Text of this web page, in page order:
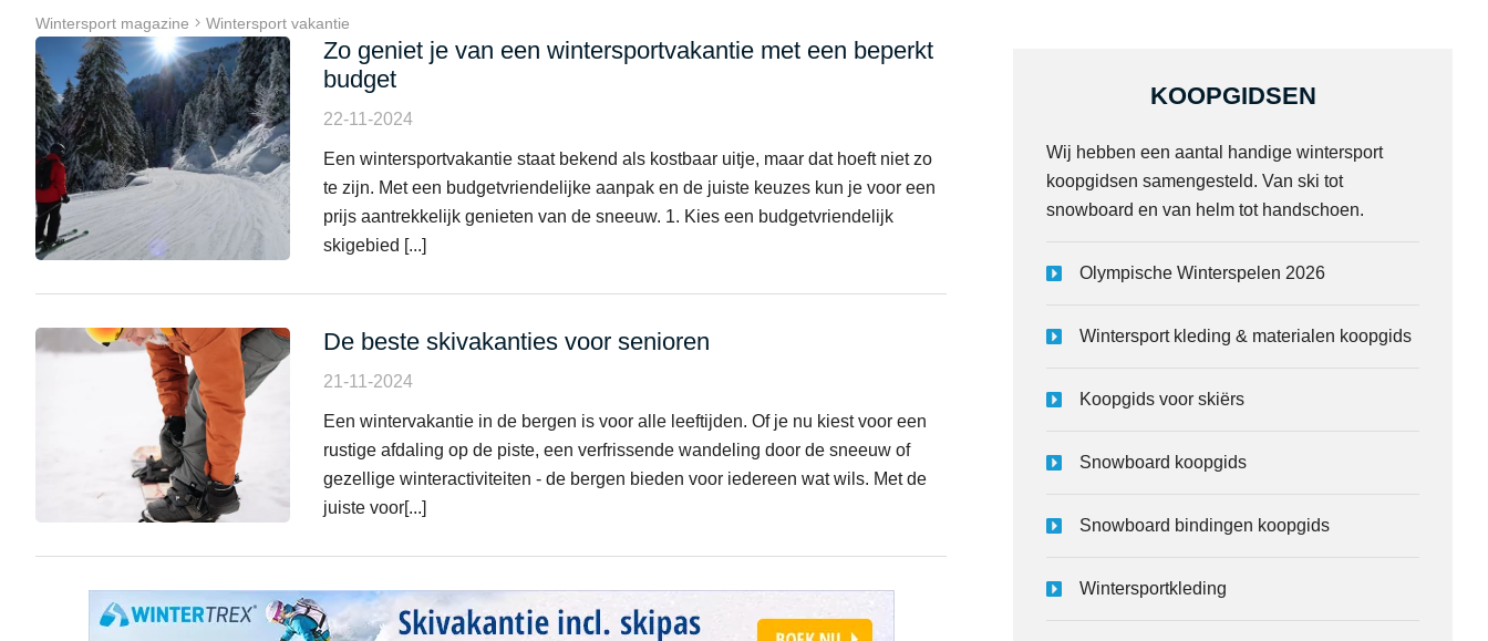
Wintersport magazine Wintersport vakantie
Zo geniet je van een wintersportvakantie met een beperkt
budget
22-11-2024
Een wintersportvakantie staat bekend als kostbaar uitje, maar dat hoeft niet zo
te zijn. Met een budgetvriendelijke aanpak en de juiste keuzes kun je voor een
prijs aantrekkelijk genieten van de sneeuw. 1. Kies een budgetvriendelijk
skigebied [...]
De beste skivakanties voor senioren
21-11-2024
Een wintervakantie in de bergen is voor alle leeftijden. Of je nu kiest voor een
rustige afdaling op de piste, een verfrissende wandeling door de sneeuw of
gezellige winteractiviteiten - de bergen bieden voor iedereen wat wils. Met de
juiste voor[...]
KOOPGIDSEN
Wij hebben een aantal handige wintersport
koopgidsen samengesteld. Van ski tot
snowboard en van helm tot handschoen.
Olympische Winterspelen 2026
Wintersport kleding & materialen koopgids
Koopgids voor skiërs
Snowboard koopgids
Snowboard bindingen koopgids
Wintersportkleding